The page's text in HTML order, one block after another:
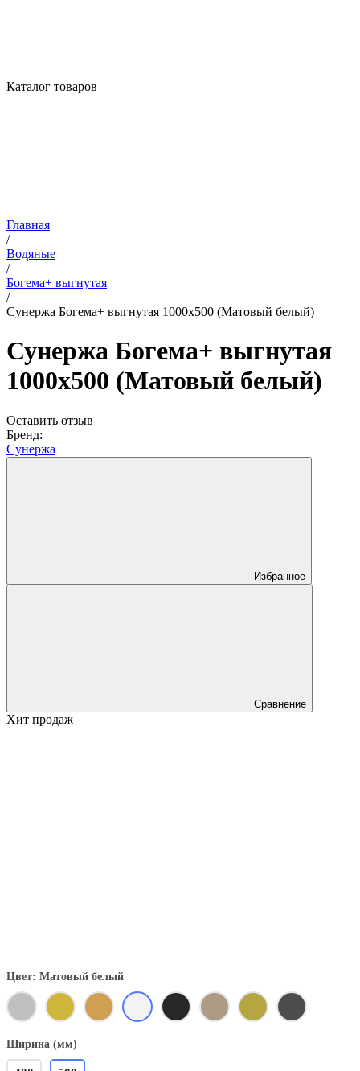
Каталог товаров
Главная
/
Водяные
/
Богема+ выгнутая
/
Сунержа Богема+ выгнутая 1000х500 (Матовый белый)
Сунержа Богема+ выгнутая
1000х500 (Матовый белый)
Оставить отзыв
Бренд:
Сунержа
Избранное
Сравнение
Хит продаж
Цвет: Матовый белый
Ширина (мм)